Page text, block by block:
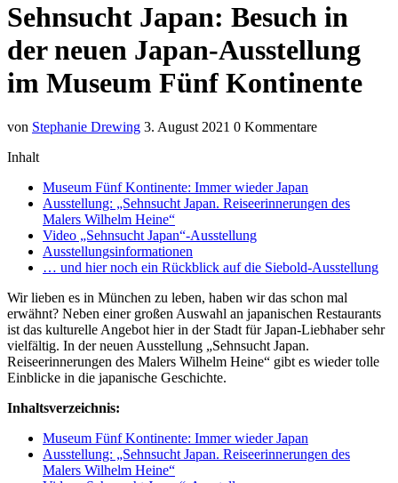
Sehnsucht Japan: Besuch in
der neuen Japan-Ausstellung
im Museum Fünf Kontinente
von Stephanie Drewing 3. August 2021 0 Kommentare
Inhalt
Museum Fünf Kontinente: Immer wieder Japan
Ausstellung: „Sehnsucht Japan. Reiseerinnerungen des
Malers Wilhelm Heine“
Video „Sehnsucht Japan“-Ausstellung
Ausstellungsinformationen
… und hier noch ein Rückblick auf die Siebold-Ausstellung
Wir lieben es in München zu leben, haben wir das schon mal
erwähnt? Neben einer großen Auswahl an japanischen Restaurants
ist das kulturelle Angebot hier in der Stadt für Japan-Liebhaber sehr
vielfältig. In der neuen Ausstellung „Sehnsucht Japan.
Reiseerinnerungen des Malers Wilhelm Heine“ gibt es wieder tolle
Einblicke in die japanische Geschichte.
Inhaltsverzeichnis:
Museum Fünf Kontinente: Immer wieder Japan
Ausstellung: „Sehnsucht Japan. Reiseerinnerungen des
Malers Wilhelm Heine“